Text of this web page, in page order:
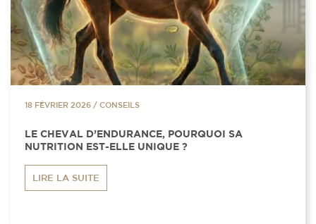
18 FÉVRIER 2026 / CONSEILS
LE CHEVAL D’ENDURANCE, POURQUOI SA
NUTRITION EST-ELLE UNIQUE ?
LIRE LA SUITE